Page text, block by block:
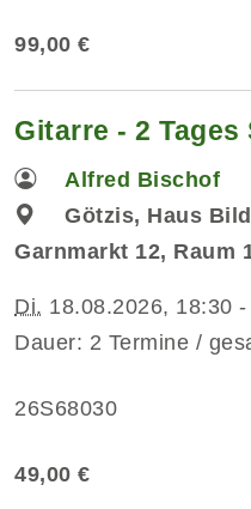
99,00 €
Gitarre - 2
Alfred Bischof
Götzis, Haus
Garnmarkt 12, Raum
Di. 18.08.2026, 18:30
Dauer: 2 Termine /
26S68030
49,00 €